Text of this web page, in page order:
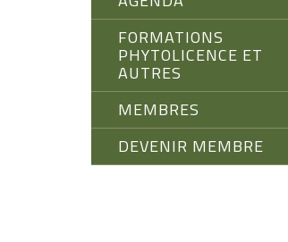
FORMATIONS
PHYTOLICENCE ET
AUTRES
MEMBRES
DEVENIR MEMBRE